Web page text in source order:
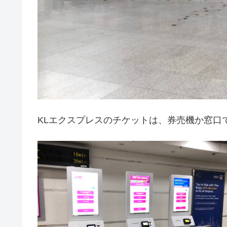
KLエクスプレスのチケットは、券売機か窓口